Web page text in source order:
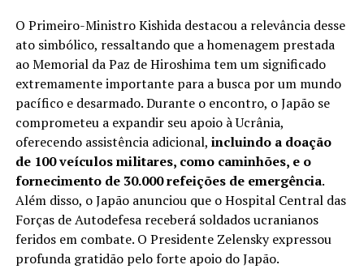
O Primeiro-Ministro Kishida destacou a relevância desse
ato simbólico, ressaltando que a homenagem prestada
ao Memorial da Paz de Hiroshima tem um significado
extremamente importante para a busca por um mundo
pacífico e desarmado. Durante o encontro, o Japão se
comprometeu a expandir seu apoio à Ucrânia,
oferecendo assistência adicional, incluindo a doação
de 100 veículos militares, como caminhões, e o
fornecimento de 30.000 refeições de emergência.
Além disso, o Japão anunciou que o Hospital Central das
Forças de Autodefesa receberá soldados ucranianos
feridos em combate. O Presidente Zelensky expressou
profunda gratidão pelo forte apoio do Japão.